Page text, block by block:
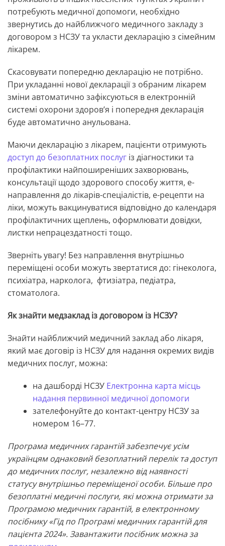
потребують медичної допомоги, необхідно
звернутись до найближчого медичного закладу з
договором з НСЗУ та укласти декларацію з сімейним
лікарем.
Скасовувати попередню декларацію не потрібно.
При укладанні нової декларації з обраним лікарем
зміни автоматично зафіксуються в електронній
системі охорони здоровʼя і попередня декларація
буде автоматично анульована.
Маючи декларацію з лікарем, пацієнти отримують
доступ до безоплатних послуг із діагностики та
профілактики найпоширеніших захворювань,
консультації щодо здорового способу життя, е-
направлення до лікарів-спеціалістів, е-рецепти на
ліки, можуть вакцинуватися відповідно до календаря
профілактичних щеплень, оформлювати довідки,
листки непрацездатності тощо.
Зверніть увагу! Без направлення внутрішньо
переміщені особи можуть звертатися до: гінеколога,
психіатра, нарколога, фтизіатра, педіатра,
стоматолога.
Як знайти медзаклад із договором із НСЗУ?
Знайти найближчий медичний заклад або лікаря,
який має договір із НСЗУ для надання окремих видів
медичних послуг, можна:
на дашборді НСЗУ Електронна карта місць
надання первинної медичної допомоги
зателефонуйте до контакт-центру НСЗУ за
номером 16–77.
Програма медичних гарантій забезпечує усім
українцям однаковий безоплатний перелік та доступ
до медичних послуг, незалежно від наявності
статусу внутрішньо переміщеної особи. Більше про
безоплатні медичні послуги, які можна отримати за
Програмою медичних гарантій, в електронному
посібнику «Гід по Програмі медичних гарантій для
пацієнта 2024». Завантажити посібник можна за